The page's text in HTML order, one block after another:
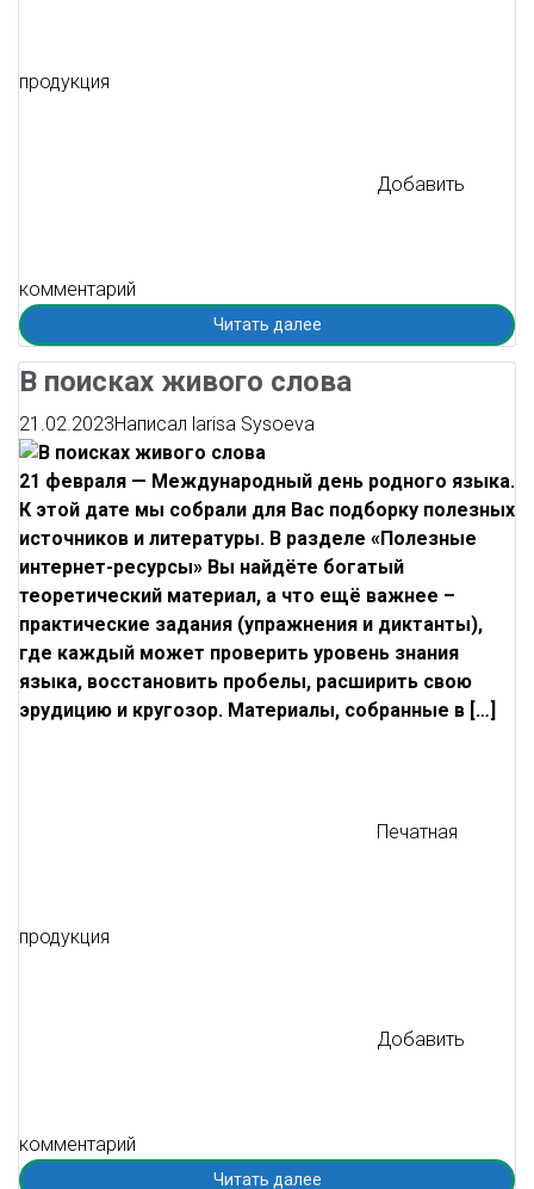
продукция
Добавить
комментарий
Читать далее
В поисках живого слова
21.02.2023Написал larisa Sysoeva
21 февраля — Международный день родного языка.
К этой дате мы собрали для Вас подборку полезных
источников и литературы. В разделе «Полезные
интернет-ресурсы» Вы найдёте богатый
теоретический материал, а что ещё важнее –
практические задания (упражнения и диктанты),
где каждый может проверить уровень знания
языка, восстановить пробелы, расширить свою
эрудицию и кругозор. Материалы, собранные в […]
Печатная
продукция
Добавить
комментарий
Читать далее